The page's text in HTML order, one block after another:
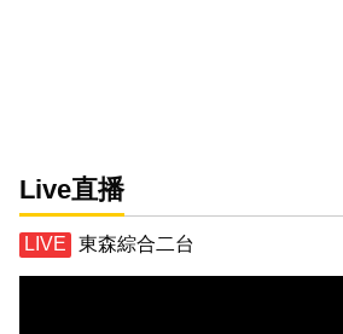
Live直播
東森綜合二台